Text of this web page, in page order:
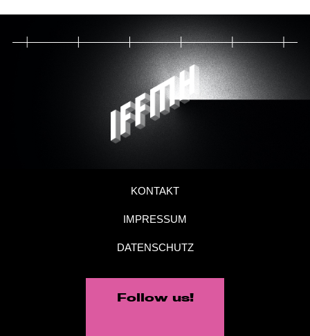
KONTAKT
IMPRESSUM
DATENSCHUTZ
Follow us!